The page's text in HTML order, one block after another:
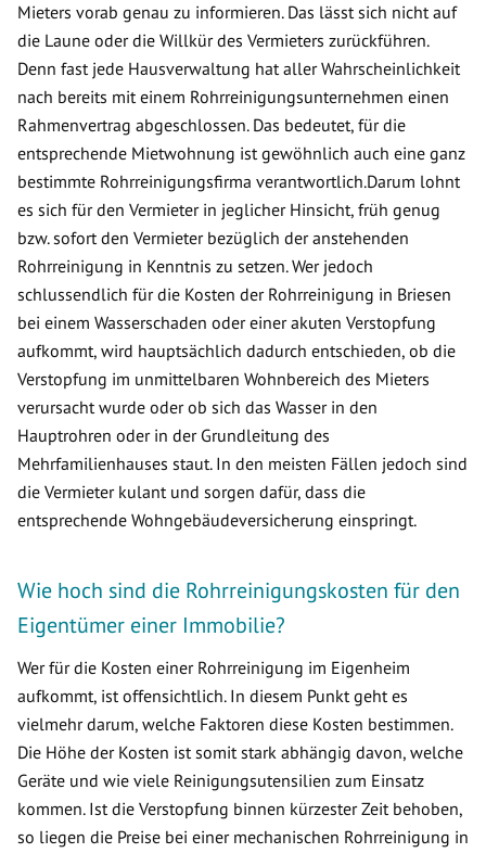
Mieters vorab genau zu informieren. Das lässt sich nicht auf
die Laune oder die Willkür des Vermieters zurückführen.
Denn fast jede Hausverwaltung hat aller Wahrscheinlichkeit
nach bereits mit einem Rohrreinigungsunternehmen einen
Rahmenvertrag abgeschlossen. Das bedeutet, für die
entsprechende Mietwohnung ist gewöhnlich auch eine ganz
bestimmte Rohrreinigungsfirma verantwortlich.Darum lohnt
es sich für den Vermieter in jeglicher Hinsicht, früh genug
bzw. sofort den Vermieter bezüglich der anstehenden
Rohrreinigung in Kenntnis zu setzen. Wer jedoch
schlussendlich für die Kosten der Rohrreinigung in Briesen
bei einem Wasserschaden oder einer akuten Verstopfung
aufkommt, wird hauptsächlich dadurch entschieden, ob die
Verstopfung im unmittelbaren Wohnbereich des Mieters
verursacht wurde oder ob sich das Wasser in den
Hauptrohren oder in der Grundleitung des
Mehrfamilienhauses staut. In den meisten Fällen jedoch sind
die Vermieter kulant und sorgen dafür, dass die
entsprechende Wohngebäudeversicherung einspringt.
Wie hoch sind die Rohrreinigungskosten für den
Eigentümer einer Immobilie?
Wer für die Kosten einer Rohrreinigung im Eigenheim
aufkommt, ist offensichtlich. In diesem Punkt geht es
vielmehr darum, welche Faktoren diese Kosten bestimmen.
Die Höhe der Kosten ist somit stark abhängig davon, welche
Geräte und wie viele Reinigungsutensilien zum Einsatz
kommen. Ist die Verstopfung binnen kürzester Zeit behoben,
so liegen die Preise bei einer mechanischen Rohrreinigung in